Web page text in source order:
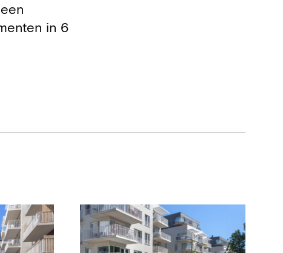
in 6